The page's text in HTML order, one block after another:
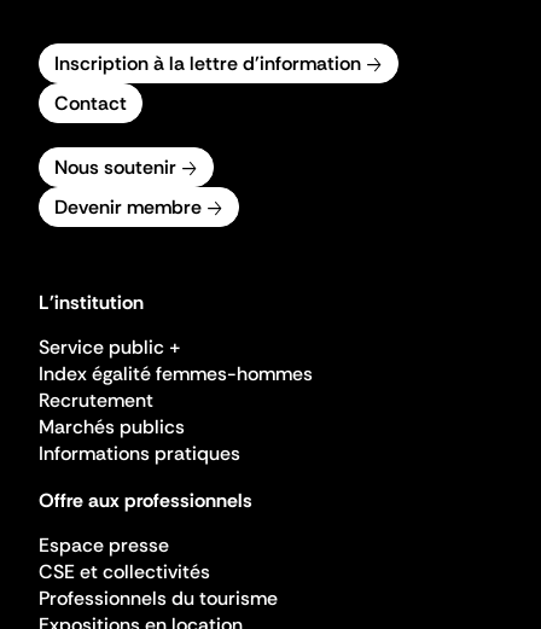
Inscription à la lettre d'information
Contact
Nous soutenir
Devenir membre
L'institution
Service public +
Index égalité femmes-hommes
Recrutement
Marchés publics
Informations pratiques
Offre aux professionnels
Espace presse
CSE et collectivités
Professionnels du tourisme